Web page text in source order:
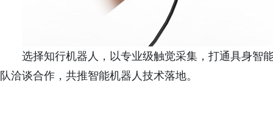
选择知行机器人，以专业级触觉采集，打通具身智
队洽谈合作，共推智能机器人技术落地。